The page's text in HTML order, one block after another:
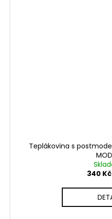
Teplákovina s
340 Kč